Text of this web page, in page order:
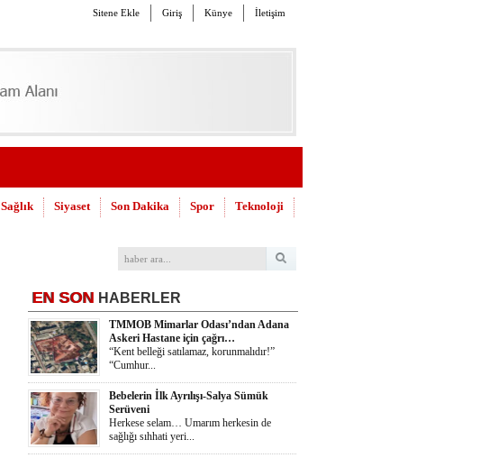
Sitene Ekle Giriş Künye İletişim
Sağlık Siyaset Son Dakika Spor Teknoloji
EN SON HABERLER
TMMOB Mimarlar Odası’ndan Adana
Askeri Hastane için çağrı…
“Kent belleği satılamaz, korunmalıdır!”
“Cumhur...
Bebelerin İlk Ayrılışı-Salya Sümük
Serüveni
Herkese selam… Umarım herkesin de
sağlığı sıhhati yeri...